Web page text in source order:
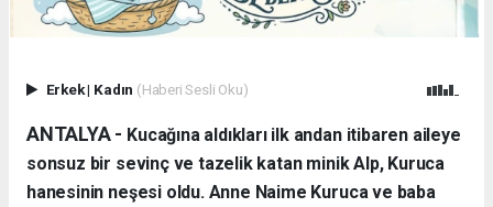
Erkek| Kadın (Haberi Sesli Oku)
ANTALYA - ​ Kucağına aldıkları ilk andan itibaren aileye
sonsuz bir sevinç ve tazelik katan minik Alp, Kuruca
hanesinin neşesi oldu. Anne Naime Kuruca ve baba